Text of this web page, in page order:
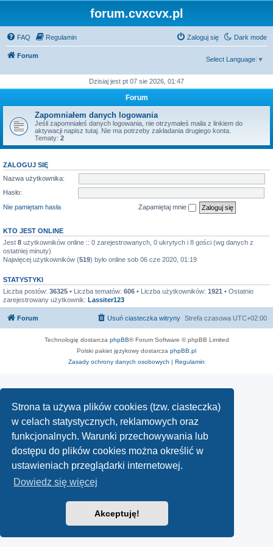
Strona ta używa plików cookies (tzw. ciasteczka)
w celach statystycznych, reklamowych oraz
funkcjonalnych. Warunki przechowywania lub
dostępu do plików cookies można określić w
ustawieniach przeglądarki internetowej.
Dowiedz się więcej
Akceptuję!
forum.cvxcvx.pl
Dark mode
FAQ Regulamin Zaloguj się
Forum
Select Language ▼
Dzisiaj jest pt 07 sie 2026, 01:47
Forum
Zapomniałem danych logowania
Jeśli zapomniałeś danych logowania, nie otrzymałeś maila z linkiem do
aktywacji napisz tutaj. Nie ma potrzeby zakładania drugiego konta.
Tematy: 2
ZALOGUJ SIĘ
Nazwa użytkownika:
Hasło:
Nie pamiętam hasła
Zapamiętaj mnie
KTO JEST ONLINE
Jest 8 użytkowników online :: 0 zarejestrowanych, 0 ukrytych i 8 gości (wg danych z
ostatniej minuty)
Najwięcej użytkowników (519) było online sob 06 cze 2020, 01:19
STATYSTYKI
Liczba postów: 36325 • Liczba tematów: 606 • Liczba użytkowników: 1921 • Ostatnio
zarejestrowany użytkownik: Lassiter123
Forum Strefa czasowa UTC+02:00
Usuń ciasteczka witryny
Technologię dostarcza phpBB® Forum Software © phpBB Limited
Polski pakiet językowy dostarcza phpBB.pl
Zasady ochrony danych osobowych | Regulamin